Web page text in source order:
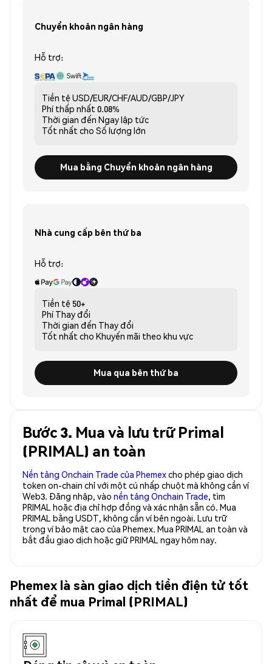
Chuyển khoản ngân hàng
Hỗ trợ:
Tiền tệ USD/EUR/CHF/AUD/GBP/JPY
Phí thấp nhất 0.08%
Thời gian đến Ngay lập tức
Tốt nhất cho Số lượng lớn
Mua bằng Chuyển khoản ngân hàng
Nhà cung cấp bên thứ ba
Hỗ trợ:
Tiền tệ 50+
Phí Thay đổi
Thời gian đến Thay đổi
Tốt nhất cho Khuyến mãi theo khu vực
Mua qua bên thứ ba
Bước 3. Mua và lưu trữ Primal
(PRIMAL) an toàn
Nền tảng Onchain Trade của Phemexcho phép giao dịch
token on-chain chỉ với một cú nhấp chuột mà không cần ví
Web3. Đăng nhập, vào nền tảng Onchain Trade, tìm
PRIMAL hoặc địa chỉ hợp đồng và xác nhận sẵn có. Mua
PRIMAL bằng USDT, không cần ví bên ngoài. Lưu trữ
trong ví bảo mật cao của Phemex. Mua PRIMAL an toàn và
bắt đầu giao dịch hoặc giữ PRIMAL ngay hôm nay.
Phemex là sàn giao dịch tiền điện tử tốt
nhất để mua Primal (PRIMAL)